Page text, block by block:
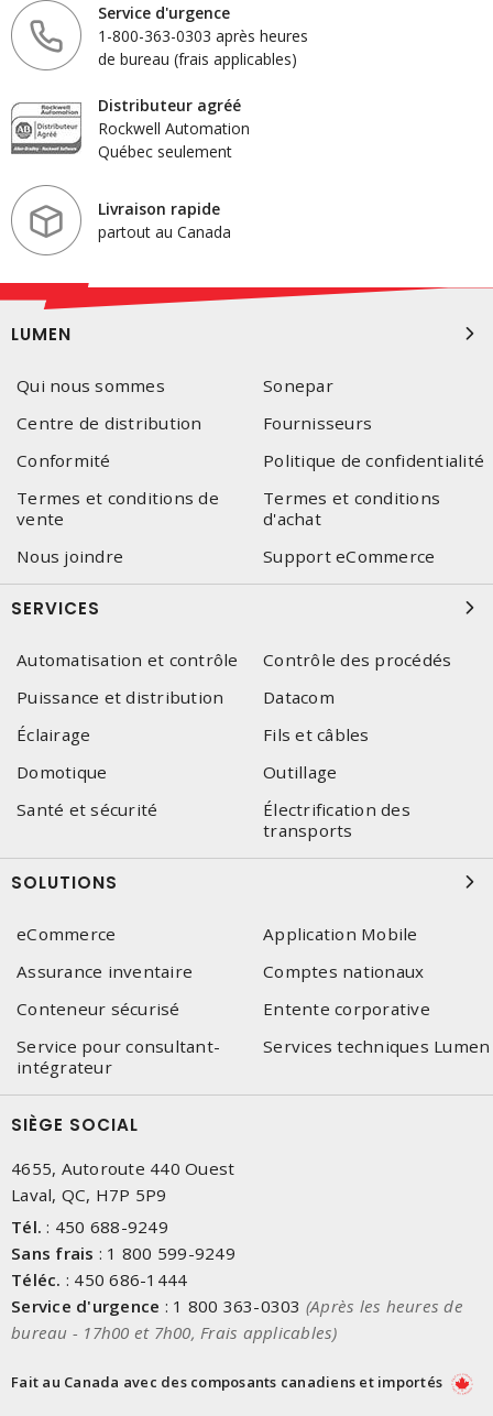
Service d'urgence
1-800-363-0303 après heures
de bureau (frais applicables)
Distributeur agréé
Rockwell Automation
Québec seulement
Livraison rapide
partout au Canada
LUMEN
Qui nous sommes
Sonepar
Centre de distribution
Fournisseurs
Conformité
Politique de confidentialité
Termes et conditions de
vente
Termes et conditions
d'achat
Nous joindre
Support eCommerce
SERVICES
Automatisation et contrôle
Contrôle des procédés
Puissance et distribution
Datacom
Éclairage
Fils et câbles
Domotique
Outillage
Santé et sécurité
Électrification des
transports
SOLUTIONS
eCommerce
Application Mobile
Assurance inventaire
Comptes nationaux
Conteneur sécurisé
Entente corporative
Service pour consultant-
intégrateur
Services techniques Lumen
SIÈGE SOCIAL
4655, Autoroute 440 Ouest
Laval, QC, H7P 5P9
Tél. : 450 688-9249
Sans frais : 1 800 599-9249
Téléc. : 450 686-1444
Service d'urgence : 1 800 363-0303 (Après les heures de
bureau - 17h00 et 7h00, Frais applicables)
Fait au Canada avec des composants canadiens et importés